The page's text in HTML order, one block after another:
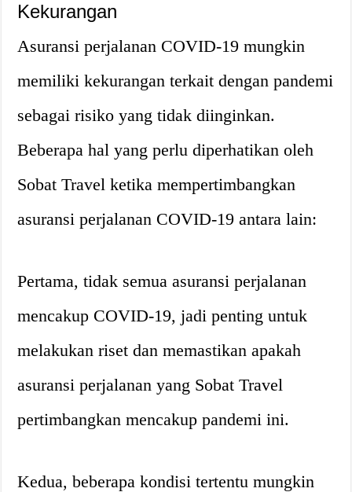
Kekurangan
Asuransi perjalanan COVID-19 mungkin
memiliki kekurangan terkait dengan pandemi
sebagai risiko yang tidak diinginkan.
Beberapa hal yang perlu diperhatikan oleh
Sobat Travel ketika mempertimbangkan
asuransi perjalanan COVID-19 antara lain:
Pertama, tidak semua asuransi perjalanan
mencakup COVID-19, jadi penting untuk
melakukan riset dan memastikan apakah
asuransi perjalanan yang Sobat Travel
pertimbangkan mencakup pandemi ini.
Kedua, beberapa kondisi tertentu mungkin